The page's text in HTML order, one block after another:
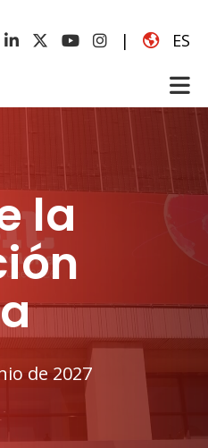
| ES
la
de 2027